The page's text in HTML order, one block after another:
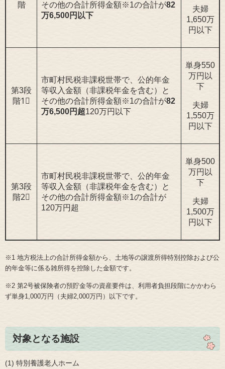
階
その他の合計所得金額※1の合計が82
万6,500円以下
夫婦
1,650万
円以下
第3段
階1⃣
市町村民税非課税世帯で、公的年金
等収入金額（非課税年金を含む）と
その他の合計所得金額※1の合計が82
万6,500円超120万円以下
単身550
万円以
下
夫婦
1,550万
円以下
第3段
階2⃣
市町村民税非課税世帯で、公的年金
等収入金額（非課税年金を含む）と
その他の合計所得金額※1の合計が
120万円超
単身500
万円以
下
夫婦
1,500万
円以下
※1 地方税法上の合計所得金額から、土地等の譲渡所得特別控除および公
的年金等に係る雑所得を控除した金額です。
※2 第2号被保険者の預貯金等の資産要件は、利用者負担段階にかかわら
ず単身1,000万円（夫婦2,000万円）以下です。
対象となる施設
(1) 特別養護老人ホーム